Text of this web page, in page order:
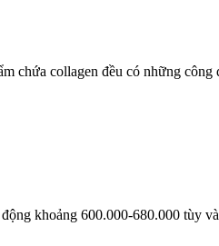
chứa collagen đều có những
khoảng 600.000-680.000 tùy